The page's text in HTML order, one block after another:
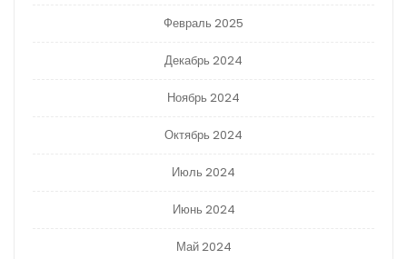
Февраль 2025
Декабрь 2024
Ноябрь 2024
Октябрь 2024
Июль 2024
Июнь 2024
Май 2024